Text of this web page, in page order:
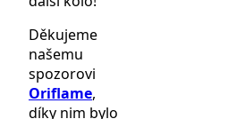
Děkujeme
našemu
spozorovi
Oriflame,
díky nim bylo